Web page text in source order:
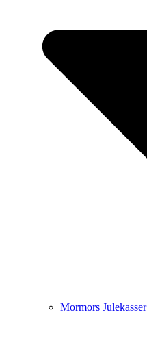
Mormors Julekasser